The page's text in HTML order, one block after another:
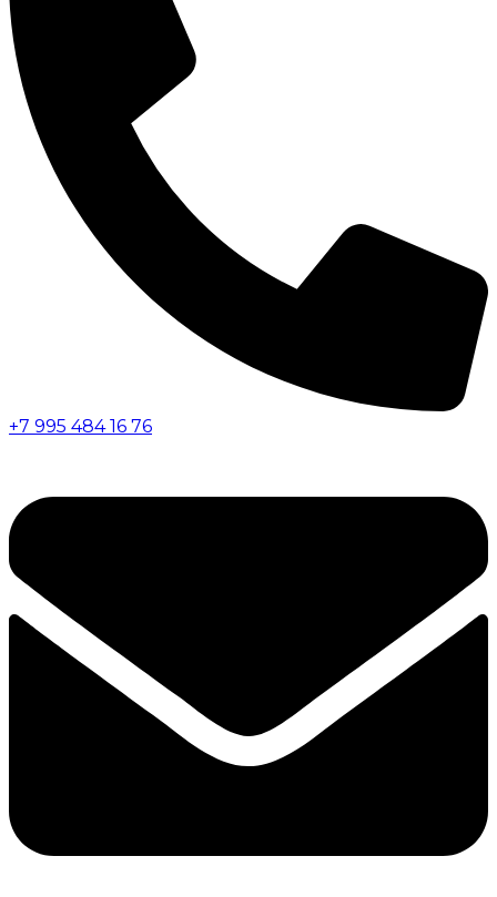
+7 995 484 16 76